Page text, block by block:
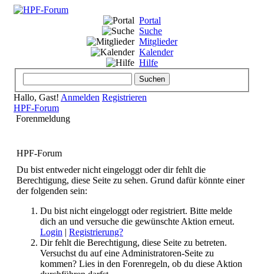
Portal
Suche
Mitglieder
Kalender
Hilfe
Hallo, Gast! Anmelden Registrieren
HPF-Forum
Forenmeldung
HPF-Forum
Du bist entweder nicht eingeloggt oder dir fehlt die
Berechtigung, diese Seite zu sehen. Grund dafür könnte einer
der folgenden sein:
Du bist nicht eingeloggt oder registriert. Bitte melde
dich an und versuche die gewünschte Aktion erneut.
Login | Registrierung?
Dir fehlt die Berechtigung, diese Seite zu betreten.
Versuchst du auf eine Administratoren-Seite zu
kommen? Lies in den Forenregeln, ob du diese Aktion